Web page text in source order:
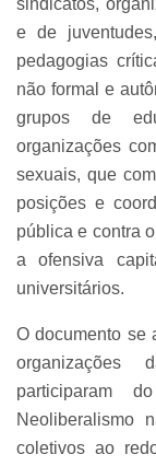
e de
pedagogias
não formal e
grupos de
organizações
sexuais, que
posições e
pública e contra
a ofensiva
universitários.
O documento se
organizações
participaram
Neoliberalismo
coletivos ao